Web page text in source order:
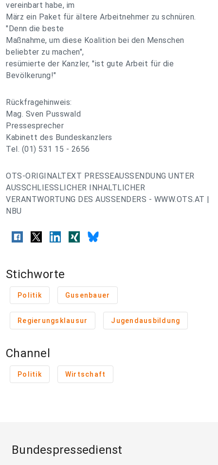
vereinbart habe, im
März ein Paket für ältere Arbeitnehmer zu schnüren.
"Denn die beste
Maßnahme, um diese Koalition bei den Menschen
beliebter zu machen",
resümierte der Kanzler, "ist gute Arbeit für die
Bevölkerung!"
Rückfragehinweis:
Mag. Sven Pusswald
Pressesprecher
Kabinett des Bundeskanzlers
Tel. (01) 531 15 - 2656
OTS-ORIGINALTEXT PRESSEAUSSENDUNG UNTER
AUSSCHLIESSLICHER INHALTLICHER
VERANTWORTUNG DES AUSSENDERS - WWW.OTS.AT |
NBU
Stichworte
Politik Gusenbauer
Regierungsklausur Jugendausbildung
Channel
Politik Wirtschaft
Bundespressedienst